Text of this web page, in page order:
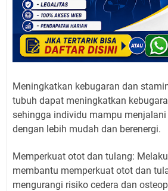
Meningkatkan kebugaran dan
tubuh dapat meningkatkan
sehingga individu mampu
dengan lebih mudah dan berenergi.
Memperkuat otot dan tulang:
membantu memperkuat otot dan
mengurangi risiko cedera dan